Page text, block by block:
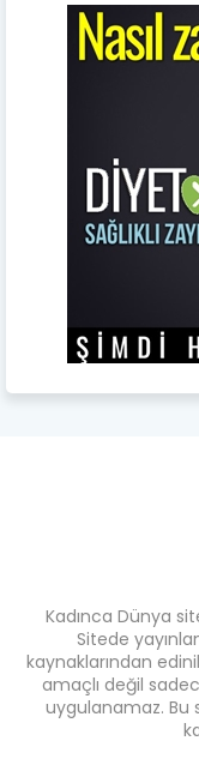
Kadınca Dünya
Sitede
kaynaklarından
amaçlı değil
uygulanamaz. Bu